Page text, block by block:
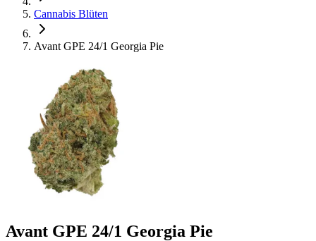
Cannabis Blüten
Avant GPE 24/1 Georgia Pie
Avant GPE 24/1 Georgia Pie